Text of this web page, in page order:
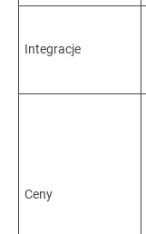
Integracje
Ceny